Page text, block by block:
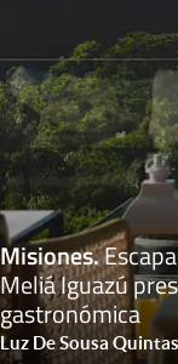
Misiones.
Meliá Iguazú
gastronómica
Luz De Sousa Quintas